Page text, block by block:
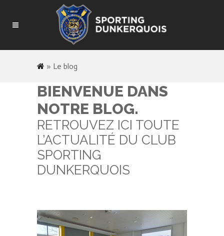
» Le blog
BIENVENUE DANS
NOTRE BLOG.
RETROUVEZ ICI TOUTE
L’ACTUALITÉ DU CLUB
SPORTING
DUNKERQUOIS